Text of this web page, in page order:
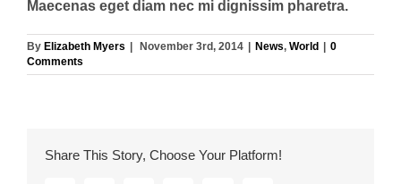
Maecenas eget diam nec mi dignissim pharetra.
By Elizabeth Myers November 3rd, 2014 News, World
0
Comments
Share This Story, Choose Your Platform!